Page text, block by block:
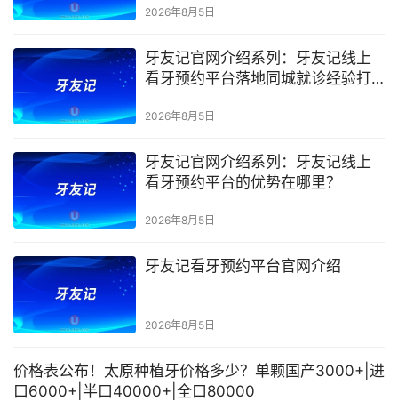
2026年8月5日
牙友记官网介绍系列：牙友记线上
看牙预约平台落地同城就诊经验打
2026年8月5日
牙友记官网介绍系列：牙友记线上
看牙预约平台的优势在哪里？
2026年8月5日
牙友记看牙预约平台官网介绍
2026年8月5日
价格表公布！太原种植牙价格多少？单颗国产3000+|进
口6000+|半口40000+|全口80000